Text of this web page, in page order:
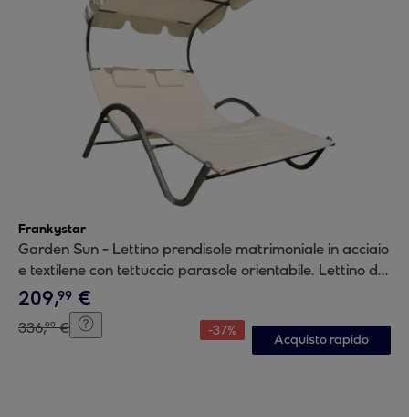
Frankystar
Garden Sun - Lettino prendisole matrimoniale in acciaio
e textilene con tettuccio parasole orientabile. Lettino da
giardino 2 posti extra large 205x138x150 cm.
209,99 €
336,99 € -37%
Acquisto rapido